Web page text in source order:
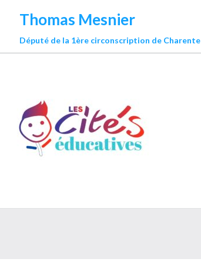
Thomas Mesnier
Député de la 1ère circonscription de Charente